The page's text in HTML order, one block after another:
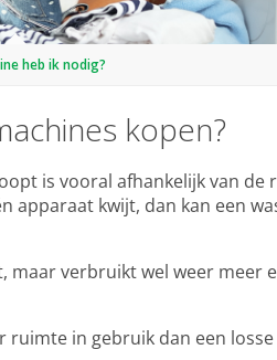
heb ik nodig?
kopen?
is vooral afhankelijk van de
apparaat kwijt, dan kan een
verbruikt wel weer meer
in gebruik dan een